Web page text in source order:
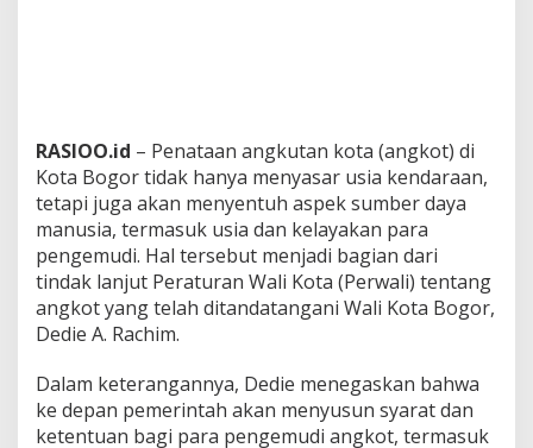
RASIOO.id – Penataan angkutan kota (angkot) di
Kota Bogor tidak hanya menyasar usia kendaraan,
tetapi juga akan menyentuh aspek sumber daya
manusia, termasuk usia dan kelayakan para
pengemudi. Hal tersebut menjadi bagian dari
tindak lanjut Peraturan Wali Kota (Perwali) tentang
angkot yang telah ditandatangani Wali Kota Bogor,
Dedie A. Rachim.
Dalam keterangannya, Dedie menegaskan bahwa
ke depan pemerintah akan menyusun syarat dan
ketentuan bagi para pengemudi angkot, termasuk